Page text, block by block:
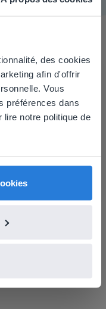
des cookies
afin d'offrir
Vous
préférences dans
lire notre politique de
à distance.
match
you might
There you'll
Français